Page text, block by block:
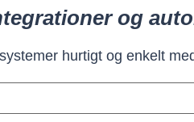
og
hurtigt og enkelt